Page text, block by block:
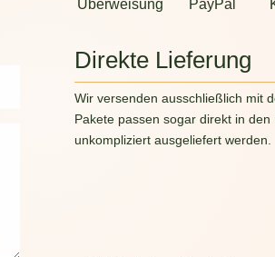
Überweisung PayPal
Direkte Lieferung
Wir versenden ausschließlich mit
Pakete passen sogar direkt in
unkompliziert ausgeliefert werden.